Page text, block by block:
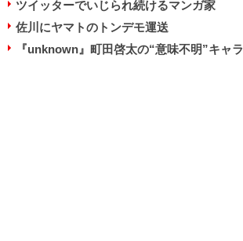
ツイッターでいじられ続けるマンガ家
佐川にヤマトのトンデモ運送
『unknown』町田啓太の“意味不明”キャラ